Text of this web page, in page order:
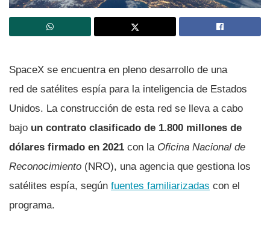
SpaceX se encuentra en pleno desarrollo de una
red de satélites espía para la inteligencia de Estados
Unidos. La construcción de esta red se lleva a cabo
bajo un contrato clasificado de 1.800 millones de
dólares firmado en 2021 con la Oficina Nacional de
Reconocimiento (NRO), una agencia que gestiona los
satélites espía, según fuentes familiarizadas con el
programa.